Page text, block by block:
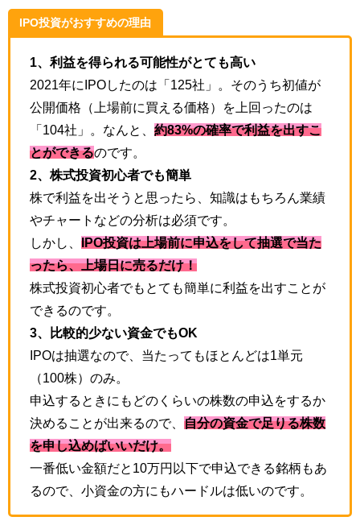
IPO投資がおすすめの理由
1、利益を得られる可能性がとても高い
2021年にIPOしたのは「125社」。そのうち初値が
公開価格（上場前に買える価格）を上回ったのは
「104社」。なんと、 約83%の確率で利益を出すこ
とができるのです。
2、株式投資初心者でも簡単
株で利益を出そうと思ったら、知識はもちろん業績
やチャートなどの分析は必須です。
しかし、 IPO投資は上場前に申込をして抽選で当た
ったら、上場日に売るだけ！
株式投資初心者でもとても簡単に利益を出すことが
できるのです。
3、比較的少ない資金でもOK
IPOは抽選なので、当たってもほとんどは1単元
（100株）のみ。
申込するときにもどのくらいの株数の申込をするか
決めることが出来るので、 自分の資金で足りる株数
を申し込めばいいだけ。
一番低い金額だと10万円以下で申込できる銘柄もあ
るので、小資金の方にもハードルは低いのです。